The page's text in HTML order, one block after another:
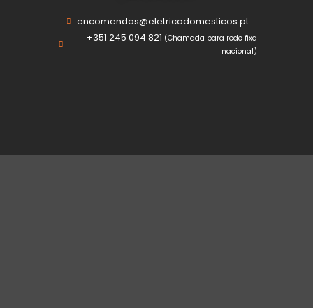
encomendas@eletricodomesticos.pt
+351 245 094 821 (Chamada para rede fixa
nacional)